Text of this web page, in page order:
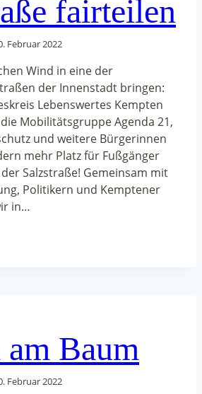
fairteilen
Februar 2022
Wind in eine der
der Innenstadt bringen:
Lebenswertes Kempten
die Mobilitätsgruppe Agenda 21,
und weitere Bürgerinnen
mehr Platz für Fußgänger
Salzstraße! Gemeinsam mit
Politikern und Kemptener
in…
am Baum
Februar 2022